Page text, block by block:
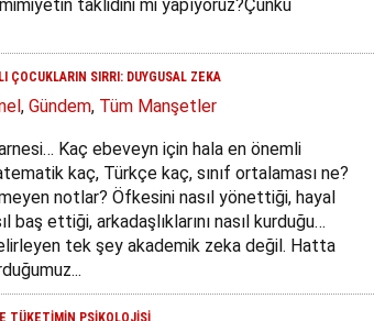
taklidini mi yapıyoruz?Çünkü
ÇOCUKLARIN SIRRI: DUYGUSAL ZEKA
, Gündem, Tüm Manşetler
Kaç ebeveyn için hala en önemli
kaç, Türkçe kaç, sınıf ortalaması ne?
notlar? Öfkesini nasıl yönettiği, hayal
baş ettiği, arkadaşlıklarını nasıl kurduğu…
tek şey akademik zeka değil. Hatta
TÜKETİMİN PSİKOLOJİSİ